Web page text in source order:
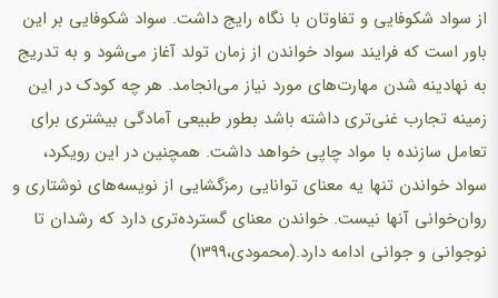
از سواد شکوفایی و تفاوتان با نگاه رایج داشت. سواد شکوفایی بر این
باور است که فرایند سواد خواندن از زمان تولد آغاز می‌شود و به تدریج
به نهادینه شدن مهارت‌های مورد نیاز می‌انجامد. هر چه کودک در این
زمینه تجارب غنی‌تری داشته باشد بطور طبیعی آمادگی بیشتری برای
تعامل سازنده با مواد چاپی خواهد داشت. همچنین در این رویکرد،
سواد خواندن تنها یه معنای توانایی رمزگشایی از نویسه‌های نوشتاری و
روان‌خوانی آنها نیست. خواندن معنای گسترده‌تری دارد که رشدان تا
نوجوانی و جوانی ادامه دارد.(محمودی،1399)